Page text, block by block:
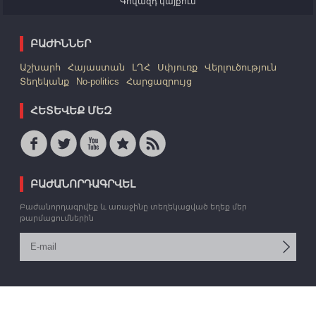
ԲԱԺԻՆՆԵՐ
Աշխարհ Հայաստան ԼՂՀ Սփյուռք
Վերլուծություն
Տեղեկանք
No-politics Հարցազրույց
ՀԵՏԵՎԵՔ ՄԵԶ
ԲԱԺԱՆՈՐԴԱԳՐՎԵԼ
Բաժանորդագրվեք և առաջինը տեղեկացված եղեք մեր
թարմացումներին